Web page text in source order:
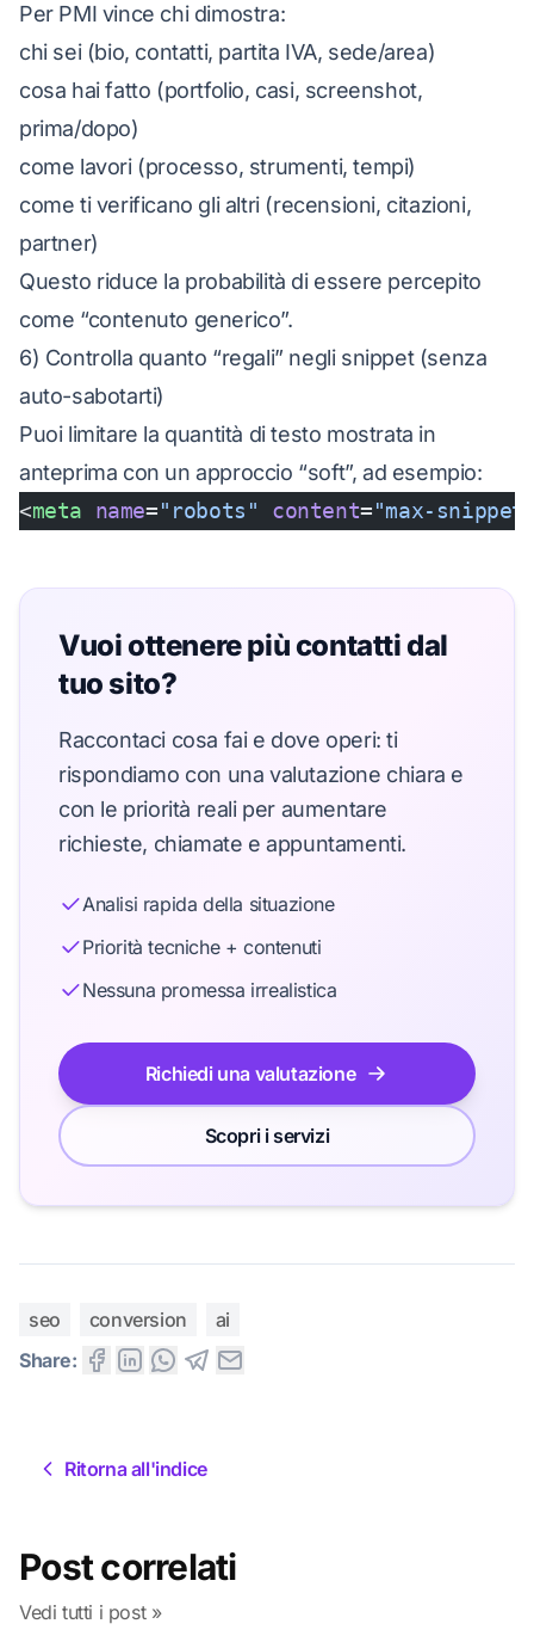
Per PMI vince chi dimostra:
chi sei (bio, contatti, partita IVA, sede/area)
cosa hai fatto (portfolio, casi, screenshot,
prima/dopo)
come lavori (processo, strumenti, tempi)
come ti verificano gli altri (recensioni, citazioni,
partner)
Questo riduce la probabilità di essere percepito
come “contenuto generico”.
6) Controlla quanto “regali” negli snippet (senza
auto-sabotarti)
Puoi limitare la quantità di testo mostrata in
anteprima con un approccio “soft”, ad esempio:
<meta name="robots" content="max-
Vuoi ottenere più contatti dal
tuo sito?
Raccontaci cosa fai e dove operi: ti
rispondiamo con una valutazione chiara e
con le priorità reali per aumentare
richieste, chiamate e appuntamenti.
Analisi rapida della situazione
Priorità tecniche + contenuti
Nessuna promessa irrealistica
Richiedi una valutazione
Scopri i servizi
seo conversion
ai
Share:
Ritorna all'indice
Post correlati
Vedi tutti i post »